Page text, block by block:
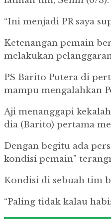
“Ini menjadi PR saya
Ketenangan pemain
melakukan
PS Barito Putera di
mampu mengalahkan
Aji menanggapi
dia (Barito) pertama
Dengan begitu ada
kondisi pemain”
Kondisi di sebuah tim
“Paling tidak kalau